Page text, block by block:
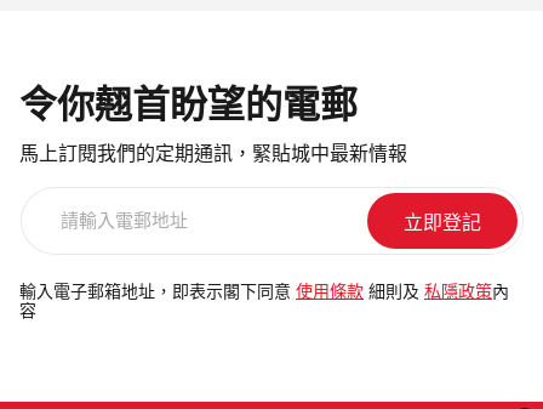
令你翹首盼望的電郵
馬上訂閱我們的定期通訊，緊貼城中最新情報
電
郵
輸入電子郵箱地址，即表示閣下同意 使用條款 細則及 私隱政策 內
容